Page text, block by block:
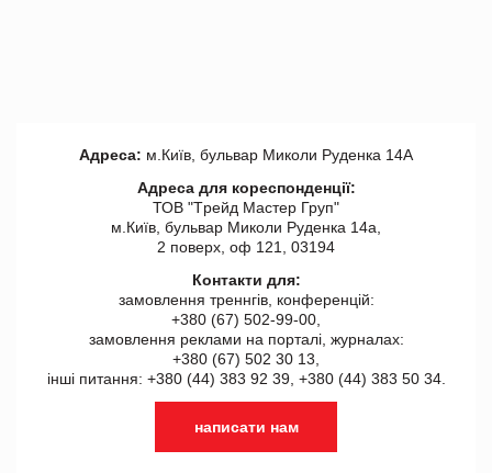
Адреса: м.Київ, бульвар Миколи Руденка 14А
Адреса для кореспонденції:
ТОВ "Tрейд Мастер Груп"
м.Київ, бульвар Миколи Руденка 14а,
2 поверх, оф 121, 03194
Контакти для:
замовлення треннгів, конференцій:
+380 (67) 502-99-00,
замовлення реклами на порталі, журналах:
+380 (67) 502 30 13,
інші питання: +380 (44) 383 92 39, +380 (44) 383 50 34.
написати нам